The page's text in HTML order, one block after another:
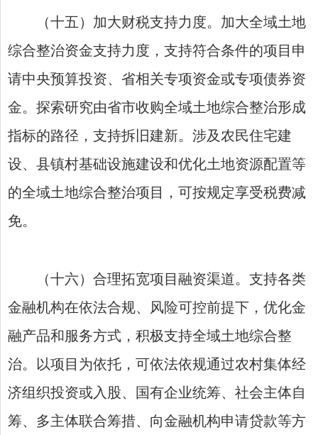
（十五）加大财税支持力度。加大全域土地
综合整治资金支持力度，支持符合条件的项目申
请中央预算投资、省相关专项资金或专项债券资
金。探索研究由省市收购全域土地综合整治形成
指标的路径，支持拆旧建新。涉及农民住宅建
设、县镇村基础设施建设和优化土地资源配置等
的全域土地综合整治项目，可按规定享受税费减
免。
（十六）合理拓宽项目融资渠道。支持各类
金融机构在依法合规、风险可控前提下，优化金
融产品和服务方式，积极支持全域土地综合整
治。以项目为依托，可依法依规通过农村集体经
济组织投资或入股、国有企业统筹、社会主体自
筹、多主体联合筹措、向金融机构申请贷款等方